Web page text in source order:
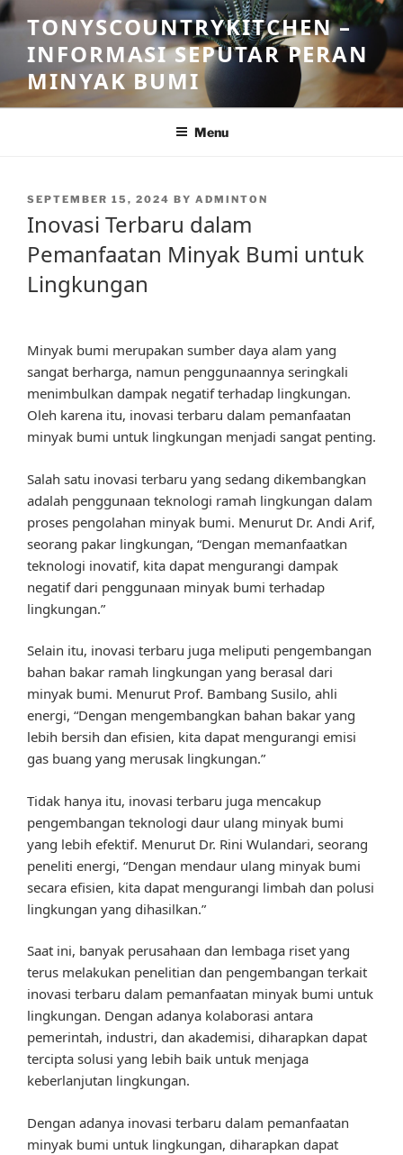
Skip
to
content
TONYSCOUNTRYKITCHEN –
INFORMASI SEPUTAR PERAN
MINYAK BUMI
Menu
POSTED
SEPTEMBER 15, 2024 BY ADMINTON
Inovasi Terbaru dalam
Pemanfaatan Minyak Bumi untuk
Lingkungan
Minyak bumi merupakan sumber daya alam yang
sangat berharga, namun penggunaannya seringkali
menimbulkan dampak negatif terhadap lingkungan.
Oleh karena itu, inovasi terbaru dalam pemanfaatan
minyak bumi untuk lingkungan menjadi sangat penting.
Salah satu inovasi terbaru yang sedang dikembangkan
adalah penggunaan teknologi ramah lingkungan dalam
proses pengolahan minyak bumi. Menurut Dr. Andi Arif,
seorang pakar lingkungan, “Dengan memanfaatkan
teknologi inovatif, kita dapat mengurangi dampak
negatif dari penggunaan minyak bumi terhadap
lingkungan.”
Selain itu, inovasi terbaru juga meliputi pengembangan
bahan bakar ramah lingkungan yang berasal dari
minyak bumi. Menurut Prof. Bambang Susilo, ahli
energi, “Dengan mengembangkan bahan bakar yang
lebih bersih dan efisien, kita dapat mengurangi emisi
gas buang yang merusak lingkungan.”
Tidak hanya itu, inovasi terbaru juga mencakup
pengembangan teknologi daur ulang minyak bumi
yang lebih efektif. Menurut Dr. Rini Wulandari, seorang
peneliti energi, “Dengan mendaur ulang minyak bumi
secara efisien, kita dapat mengurangi limbah dan polusi
lingkungan yang dihasilkan.”
Saat ini, banyak perusahaan dan lembaga riset yang
terus melakukan penelitian dan pengembangan terkait
inovasi terbaru dalam pemanfaatan minyak bumi untuk
lingkungan. Dengan adanya kolaborasi antara
pemerintah, industri, dan akademisi, diharapkan dapat
tercipta solusi yang lebih baik untuk menjaga
keberlanjutan lingkungan.
Dengan adanya inovasi terbaru dalam pemanfaatan
minyak bumi untuk lingkungan, diharapkan dapat